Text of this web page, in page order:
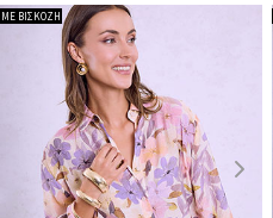
ΜΕ ΒΙΣΚΟΖΗ